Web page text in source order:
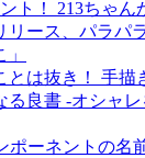
ト！ 213ちゃん
リース、パラパ
とは抜き！ 手描
る良書 -オシャ
ポーネントの名